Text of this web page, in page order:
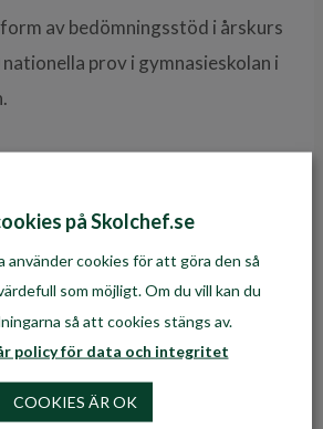
av bedömningsstöd i årskurs
prov i gymnasieskolan i
7 i specialskolan. I mitten
9 i grundskolan, årskurs 10 i
om-
nyheter/2025-02-14-snart-
på Skolchef.se
använder cookies för att göra den så
som möjligt. Om du vill kan du
så att cookies stängs av.
policy för data och integritet
COOKIES ÄR OK